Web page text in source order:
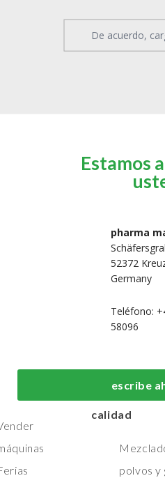
Estamos
pharma
52372
Germany
Teléfono:
58096
escribe
De acuerdo,
fabricación y
procesos de
calidad
polvos y